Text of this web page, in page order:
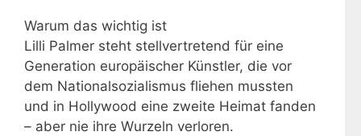
Warum das wichtig ist
Lilli Palmer steht stellvertretend für eine
Generation europäischer Künstler, die vor
dem Nationalsozialismus fliehen mussten
und in Hollywood eine zweite Heimat fanden
– aber nie ihre Wurzeln verloren.